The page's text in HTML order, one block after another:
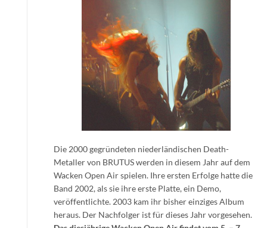
Die 2000 gegründeten niederländischen Death-
Metaller von BRUTUS werden in diesem Jahr auf dem
Wacken Open Air spielen. Ihre ersten Erfolge hatte die
Band 2002, als sie ihre erste Platte, ein Demo,
veröffentlichte. 2003 kam ihr bisher einziges Album
heraus. Der Nachfolger ist für dieses Jahr vorgesehen.